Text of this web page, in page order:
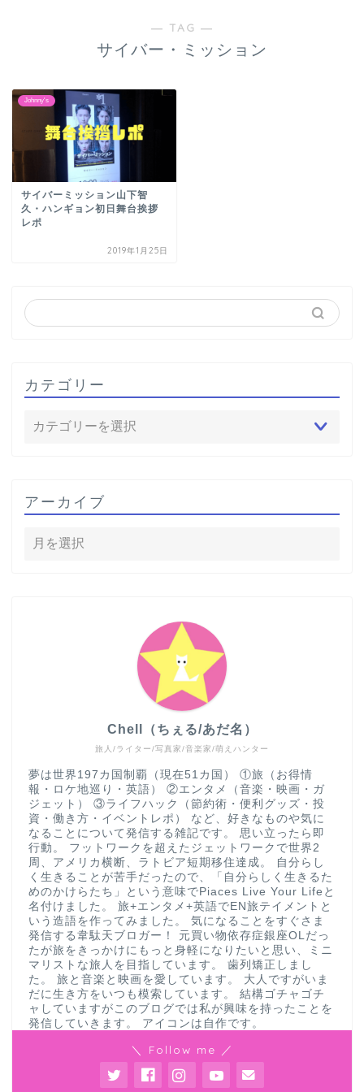
― TAG ―
サイバー・ミッション
Johnny's
サイバーミッション山下智
久・ハンギョン初日舞台挨拶
レポ
2019年1月25日
カテゴリー
アーカイブ
旅人/ライター/写真家/音楽家/萌えハンター
Chell（ちぇる/あだ名）
夢は世界197カ国制覇（現在51カ国） ①旅（お得情
報・ロケ地巡り・英語） ②エンタメ（音楽・映画・ガ
ジェット） ③ライフハック（節約術・便利グッズ・投
資・働き方・イベントレポ） など、好きなものや気に
なることについて発信する雑記です。 思い立ったら即
行動。 フットワークを超えたジェットワークで世界2
周、アメリカ横断、ラトビア短期移住達成。 自分らし
く生きることが苦手だったので、「自分らしく生きるた
めのかけらたち」という意味でPiaces Live Your Lifeと
名付けました。 旅+エンタメ+英語でEN旅テイメントと
いう造語を作ってみました。 気になることをすぐさま
発信する韋駄天ブロガー！ 元買い物依存症銀座OLだっ
たが旅をきっかけにもっと身軽になりたいと思い、ミニ
マリストな旅人を目指しています。 歯列矯正しまし
た。 旅と音楽と映画を愛しています。 大人ですがいま
だに生き方をいつも模索しています。 結構ゴチャゴチ
ャしていますがこのブログでは私が興味を持ったことを
発信していきます。 アイコンは自作です。
＼ Follow me ／